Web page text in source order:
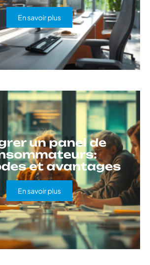
En savoir plus
un panel de
et avantages
En savoir plus